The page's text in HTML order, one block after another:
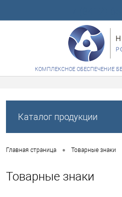
КОМПЛЕКСНОЕ ОБЕСПЕЧЕНИЕ
Каталог продукции
Главная страница • Товарные знаки
Товарные знаки